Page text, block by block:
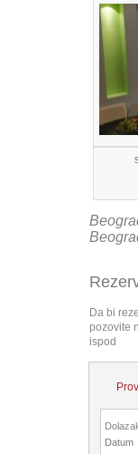
Da bi
pozovite
ispod